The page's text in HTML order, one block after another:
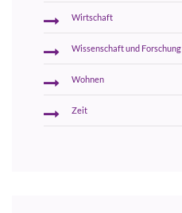
Wirtschaft
Wissenschaft und Forschung
Wohnen
Zeit